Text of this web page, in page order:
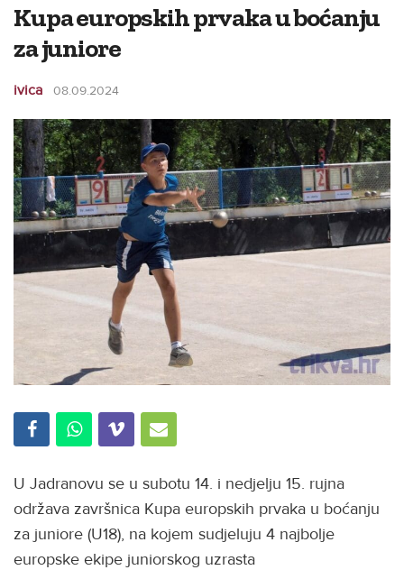
Kupa europskih prvaka u boćanju
za juniore
ivica 08.09.2024
U Jadranovu se u subotu 14. i nedjelju 15. rujna
održava završnica Kupa europskih prvaka u boćanju
za juniore (U18), na kojem sudjeluju 4 najbolje
europske ekipe juniorskog uzrasta